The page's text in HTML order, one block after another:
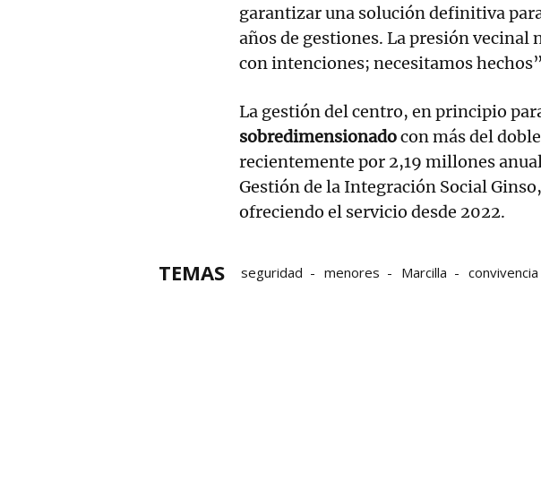
garantizar una solución definitiva
años de gestiones. La presión vecinal
con intenciones; necesitamos
La gestión del centro, en principio
sobredimensionadocon más del
recientemente por 2,19 millones
Gestión de la Integración Social
ofreciendo el servicio desde 2022.
TEMAS seguridad menores Marcilla convivencia